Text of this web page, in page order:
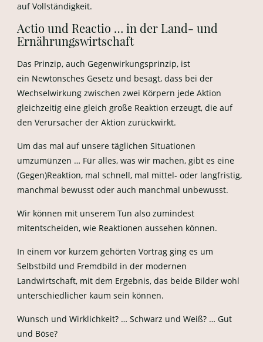
auf Vollständigkeit.
Actio und Reactio … in der Land- und
Ernährungswirtschaft
Das Prinzip, auch Gegenwirkungsprinzip, ist
ein Newtonsches Gesetz und besagt, dass bei der
Wechselwirkung zwischen zwei Körpern jede Aktion
gleichzeitig eine gleich große Reaktion erzeugt, die auf
den Verursacher der Aktion zurückwirkt.
Um das mal auf unsere täglichen Situationen
umzumünzen … Für alles, was wir machen, gibt es eine
(Gegen)Reaktion, mal schnell, mal mittel- oder langfristig,
manchmal bewusst oder auch manchmal unbewusst.
Wir können mit unserem Tun also zumindest
mitentscheiden, wie Reaktionen aussehen können.
In einem vor kurzem gehörten Vortrag ging es um
Selbstbild und Fremdbild in der modernen
Landwirtschaft, mit dem Ergebnis, das beide Bilder wohl
unterschiedlicher kaum sein können.
Wunsch und Wirklichkeit? … Schwarz und Weiß? … Gut
und Böse?